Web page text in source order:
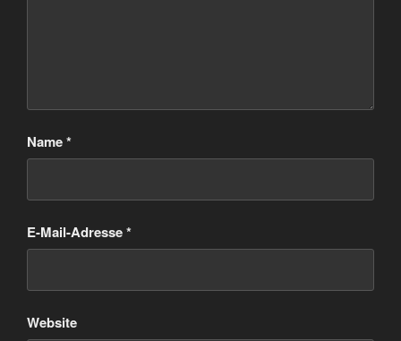
Name*
E-Mail-Adresse*
Website